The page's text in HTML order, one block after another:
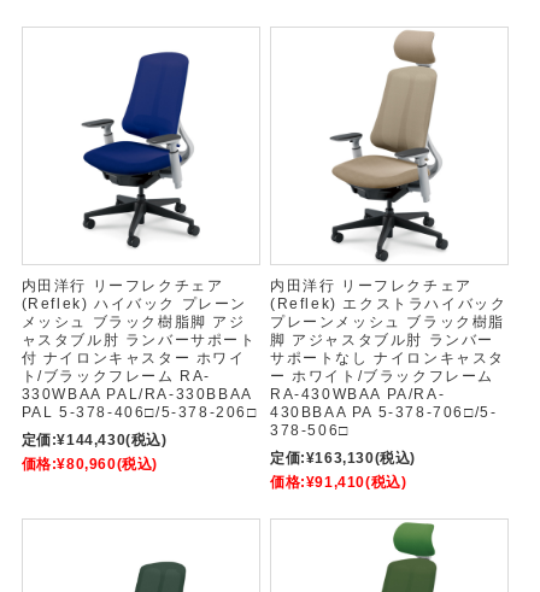
内田洋行 リーフレクチェア
(Reflek) ハイバック プレーン
メッシュ ブラック樹脂脚 アジ
ャスタブル肘 ランバーサポート
付 ナイロンキャスター ホワイ
ト/ブラックフレーム RA-
330WBAA PAL/RA-330BBAA
PAL 5-378-406□/5-378-206□
定価:¥144,430(税込)
価格:¥80,960(税込)
内田洋行 リーフレクチェア
(Reflek) エクストラハイバック
プレーンメッシュ ブラック樹脂
脚 アジャスタブル肘 ランバー
サポートなし ナイロンキャスタ
ー ホワイト/ブラックフレーム
RA-430WBAA PA/RA-
430BBAA PA 5-378-706□/5-
378-506□
定価:¥163,130(税込)
価格:¥91,410(税込)